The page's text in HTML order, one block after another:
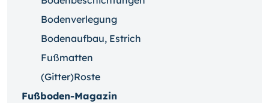
Bodenverlegung
Bodenaufbau, Estrich
Fußmatten
(Gitter)Roste
Fußboden-Magazin